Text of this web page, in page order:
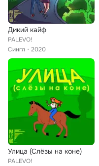
Дикий кайф
PALEVO!
Сингл
2020
Улица (Слёзы на коне)
PALEVO!